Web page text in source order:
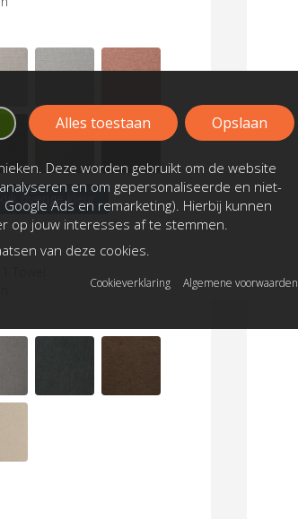
overige kleur
Deze worden gebruikt om de website
en om gepersonaliseerde en niet-
Ads en remarketing). Hierbij kunnen
op jouw interesses af te stemmen.
van deze cookies.
Alles toestaan Opslaan
Cookieverklaring Algemene voorwaarden